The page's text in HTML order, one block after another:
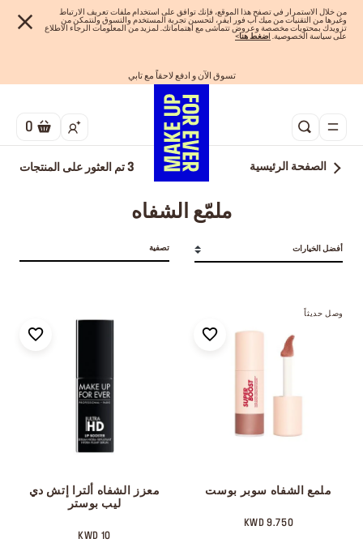
من خلال الاستمرار في تصفح هذا الموقع، فإنك توافق على استخدام ملفات تعريف الارتباط
وغيرها من التقنيات من ميك اب فور ايفر، لتحسين تجربة المستخدم والتسوق ولنتمكن من
تزويدك بمحتويات مخصصة وعروض تتماشى مع اهتماماتك. لمزيد من المعلومات الرجاء الاطلاع
على سياسة الخصوصية. ضغط هنا>
شحن مجاني لجميع الطلبات
اهدي مجموعاتك المفضلة! تسوق الآن
الفرصة الأخيرة: خصم 25% على خطوط مختارة
0
الصفحة الرئيسية 3 تم العثور على المنتجات
ملمّع الشفاه
أفضل الخيارات تصفية
وصل حديثاً
ملمع الشفاه سوبر بوست
9.750 KWD
معزز الشفاه ألترا إتش دي
ليب بوستر
10 KWD